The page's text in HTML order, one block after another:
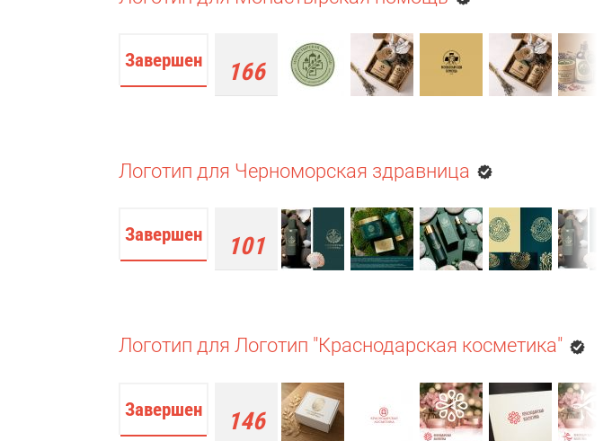
Завершен 166
Логотип для Черноморская здравница
Завершен 101
Логотип для Логотип "Краснодарская косметика"
Завершен 146